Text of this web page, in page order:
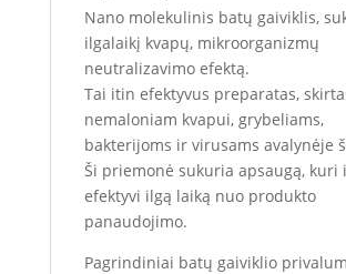
Nano molekulinis batų gaiviklis,
ilgalaikį kvapų, mikroorganizmų
neutralizavimo efektą.
Tai itin efektyvus preparatas,
nemaloniam kvapui, grybeliams,
bakterijoms ir virusams avalynėje
Ši priemonė sukuria apsaugą, kuri
efektyvi ilgą laiką nuo produkto
panaudojimo.
Pagrindiniai batų gaiviklio